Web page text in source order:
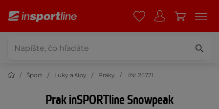
Šport Luky a šípy Praky IN: 25721
Prak inSPORTline Snowpeak